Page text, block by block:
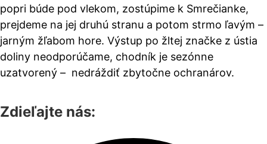
popri búde pod vlekom, zostúpime k Smrečianke,
prejdeme na jej druhú stranu a potom strmo ľavým –
jarným žľabom hore. Výstup po žltej značke z ústia
doliny neodporúčame, chodník je sezónne
uzatvorený – nedráždiť zbytočne ochranárov.
Zdieľajte nás: